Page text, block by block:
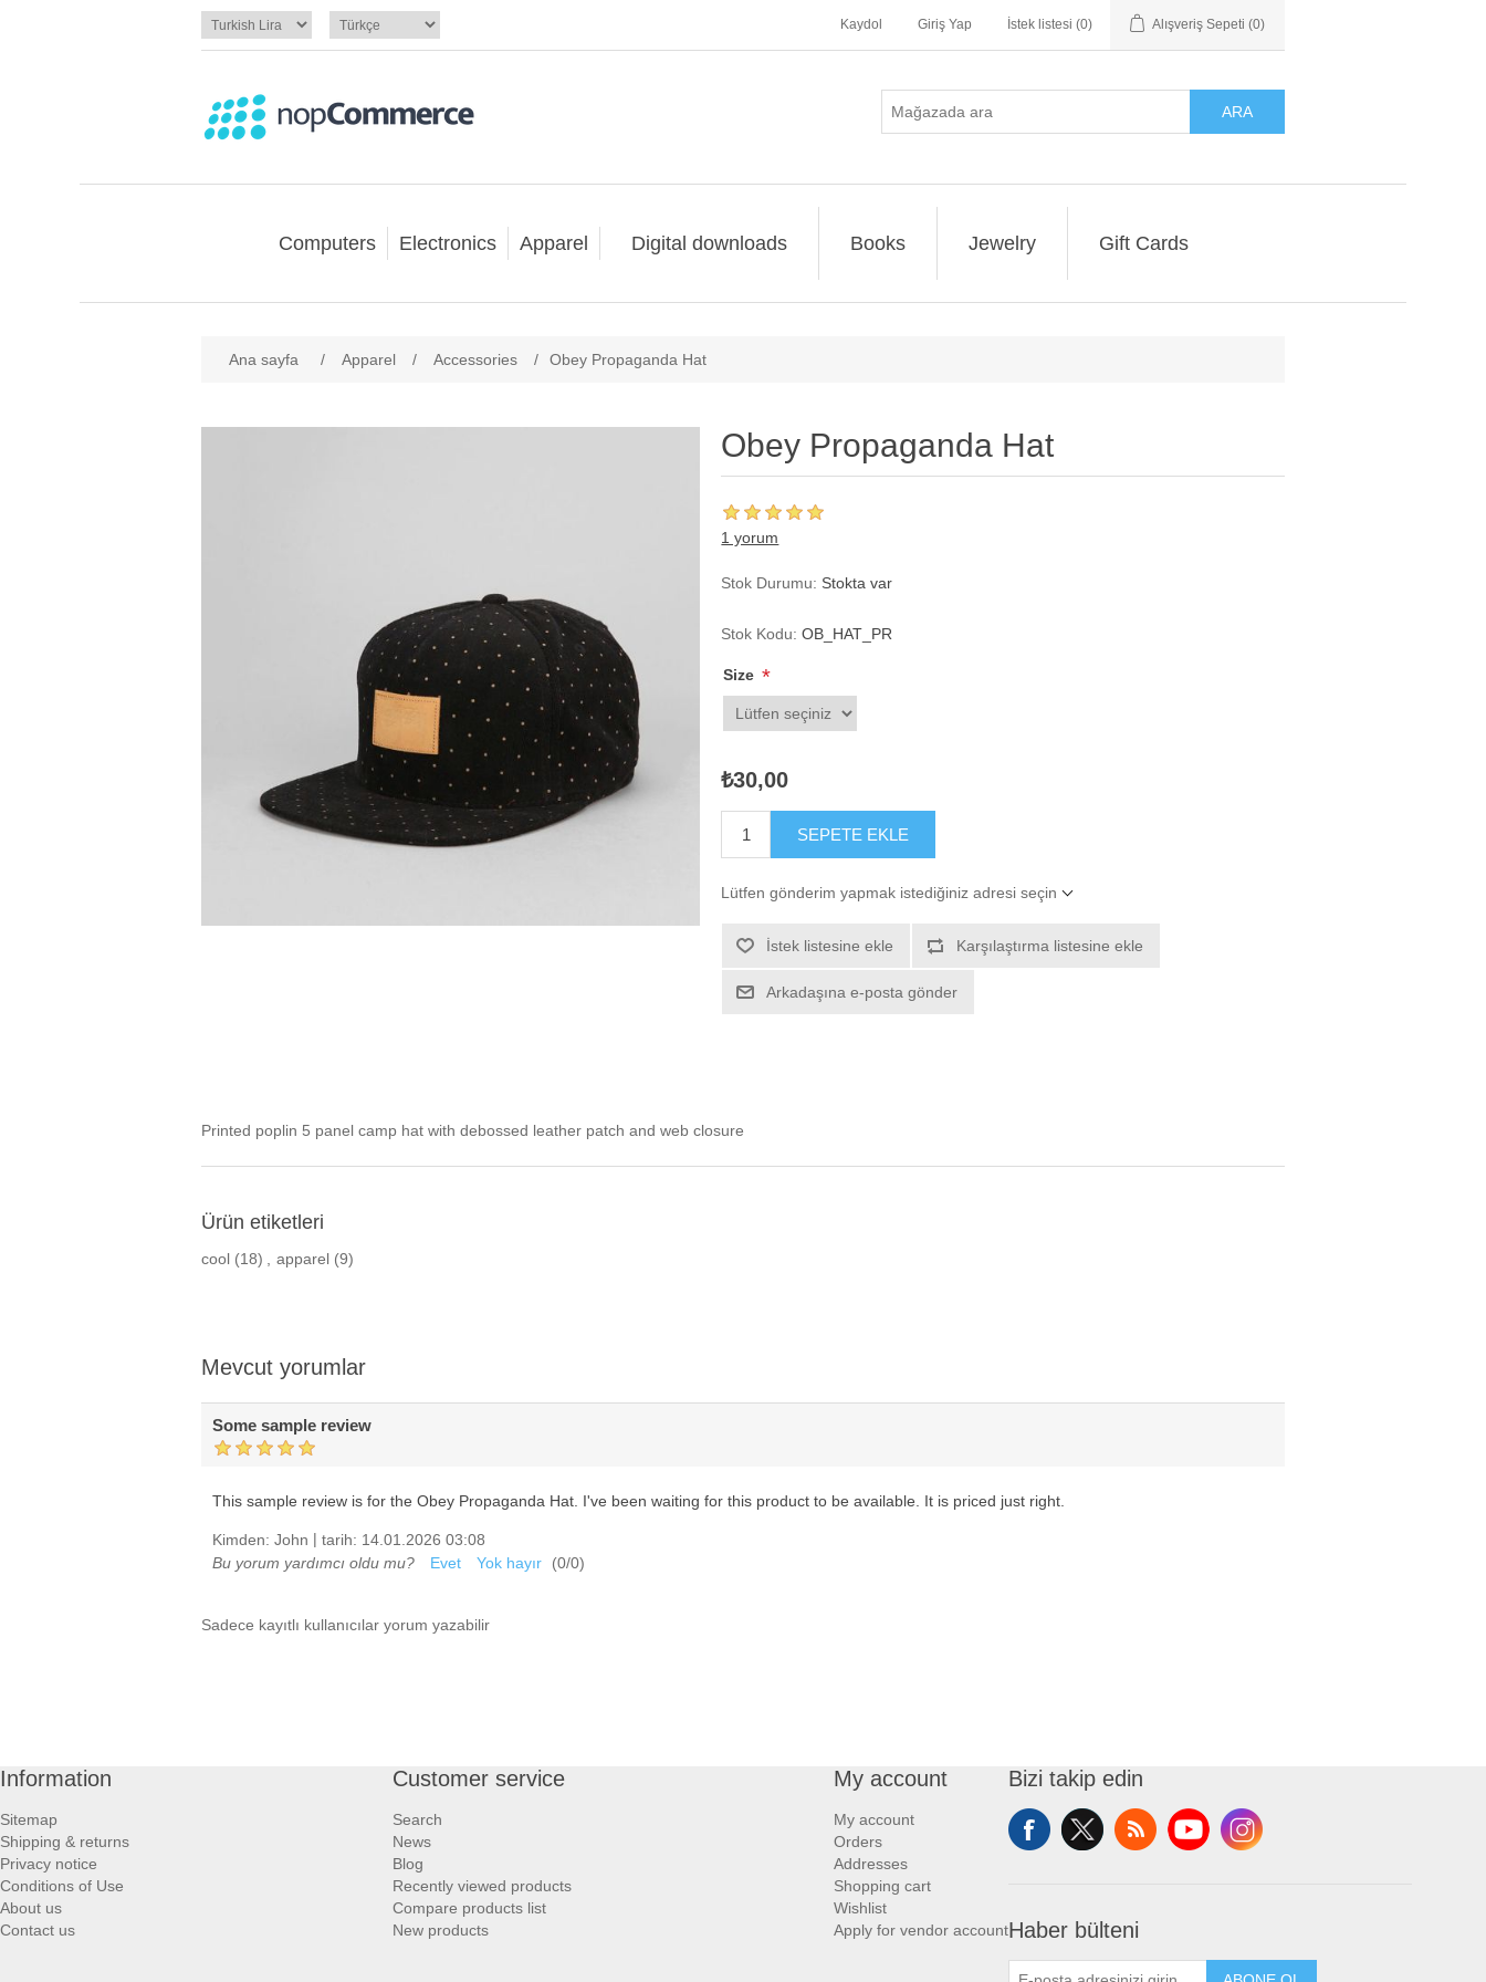
Kaydol Giriş Yap İstek listesi (0) Alışveriş Sepeti (0)
ARA
Computers Electronics Apparel Digital downloads Books Jewelry Gift Cards
Ana sayfa / Apparel / Accessories / Obey Propaganda Hat
Obey Propaganda Hat
1 yorum
Stok Durumu: Stokta var
Stok Kodu: OB_HAT_PR
Size *
₺30,00
SEPETE EKLE
Lütfen gönderim yapmak istediğiniz adresi seçin
İstek listesine ekle Karşılaştırma listesine ekle
Arkadaşına e-posta gönder
Printed poplin 5 panel camp hat with debossed leather patch and web closure
Ürün etiketleri
cool (18) apparel (9)
Mevcut yorumlar
Some sample review
This sample review is for the Obey Propaganda Hat. I've been waiting for this product to be available. It is priced just right.
Kimden: John | tarih: 14.01.2026 03:08
Bu yorum yardımcı oldu mu?
Evet Yok hayır (0/0)
Sadece kayıtlı kullanıcılar yorum yazabilir
Information
Sitemap
Shipping & returns
Privacy notice
Conditions of Use
About us
Contact us
Customer service
Search
News
Blog
Recently viewed products
Compare products list
New products
My account
My account
Orders
Addresses
Shopping cart
Wishlist
Apply for vendor account
Bizi takip edin
Haber bülteni